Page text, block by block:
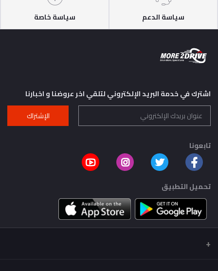
سياسة الدعم سياسة خاصة
اشترك في خدمة البريد الإلكتروني لتلقي اخر عروضنا و اخبارنا
الإشتراك
تابعونا
تحميل التطبيق